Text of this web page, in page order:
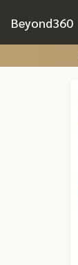
Beyond360